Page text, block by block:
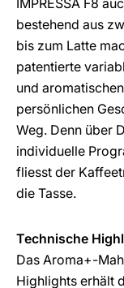
IMPRESSA F8
bestehend aus
bis zum Latte
patentierte
und
persönlichen
Weg. Denn über
individuelle
fliesst der
die Tasse.
Technische
Das Aroma+-
Highlights erhält